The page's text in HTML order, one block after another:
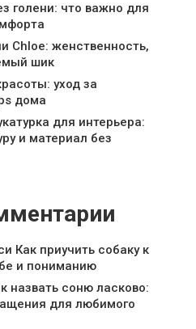
голени: что важно для
Chloe: женственность,
шик
уход за
дома
для интерьера:
и материал без
Как приучить собаку к
и пониманию
назвать соню ласково:
для любимого